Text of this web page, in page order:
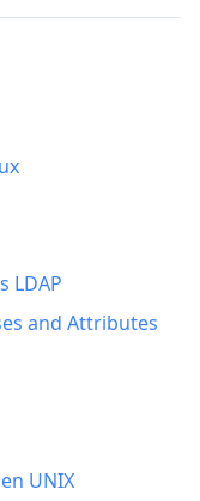
LDAP
and Attributes
UNIX